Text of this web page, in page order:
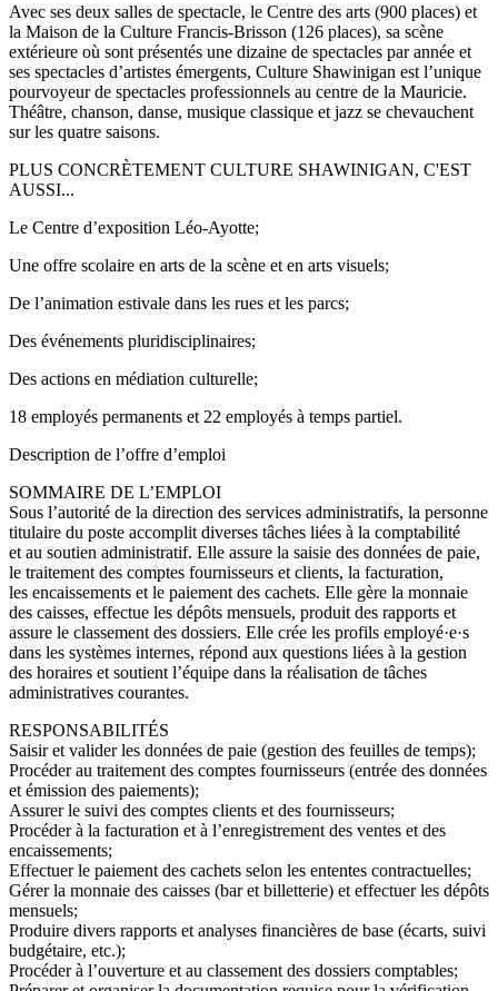
Avec ses deux salles de spectacle, le Centre des arts (900 places) et
la Maison de la Culture Francis-Brisson (126 places), sa scène
extérieure où sont présentés une dizaine de spectacles par année et
ses spectacles d’artistes émergents, Culture Shawinigan est l’unique
pourvoyeur de spectacles professionnels au centre de la Mauricie.
Théâtre, chanson, danse, musique classique et jazz se chevauchent
sur les quatre saisons.
PLUS CONCRÈTEMENT CULTURE SHAWINIGAN, C'EST
AUSSI...
Le Centre d’exposition Léo-Ayotte;
Une offre scolaire en arts de la scène et en arts visuels;
De l’animation estivale dans les rues et les parcs;
Des événements pluridisciplinaires;
Des actions en médiation culturelle;
18 employés permanents et 22 employés à temps partiel.
Description de l’offre d’emploi
SOMMAIRE DE L’EMPLOI
Sous l’autorité de la direction des services administratifs, la personne
titulaire du poste accomplit diverses tâches liées à la comptabilité
et au soutien administratif. Elle assure la saisie des données de paie,
le traitement des comptes fournisseurs et clients, la facturation,
les encaissements et le paiement des cachets. Elle gère la monnaie
des caisses, effectue les dépôts mensuels, produit des rapports et
assure le classement des dossiers. Elle crée les profils employé·e·s
dans les systèmes internes, répond aux questions liées à la gestion
des horaires et soutient l’équipe dans la réalisation de tâches
administratives courantes.
RESPONSABILITÉS
Saisir et valider les données de paie (gestion des feuilles de temps);
Procéder au traitement des comptes fournisseurs (entrée des données
et émission des paiements);
Assurer le suivi des comptes clients et des fournisseurs;
Procéder à la facturation et à l’enregistrement des ventes et des
encaissements;
Effectuer le paiement des cachets selon les ententes contractuelles;
Gérer la monnaie des caisses (bar et billetterie) et effectuer les dépôts
mensuels;
Produire divers rapports et analyses financières de base (écarts, suivi
budgétaire, etc.);
Procéder à l’ouverture et au classement des dossiers comptables;